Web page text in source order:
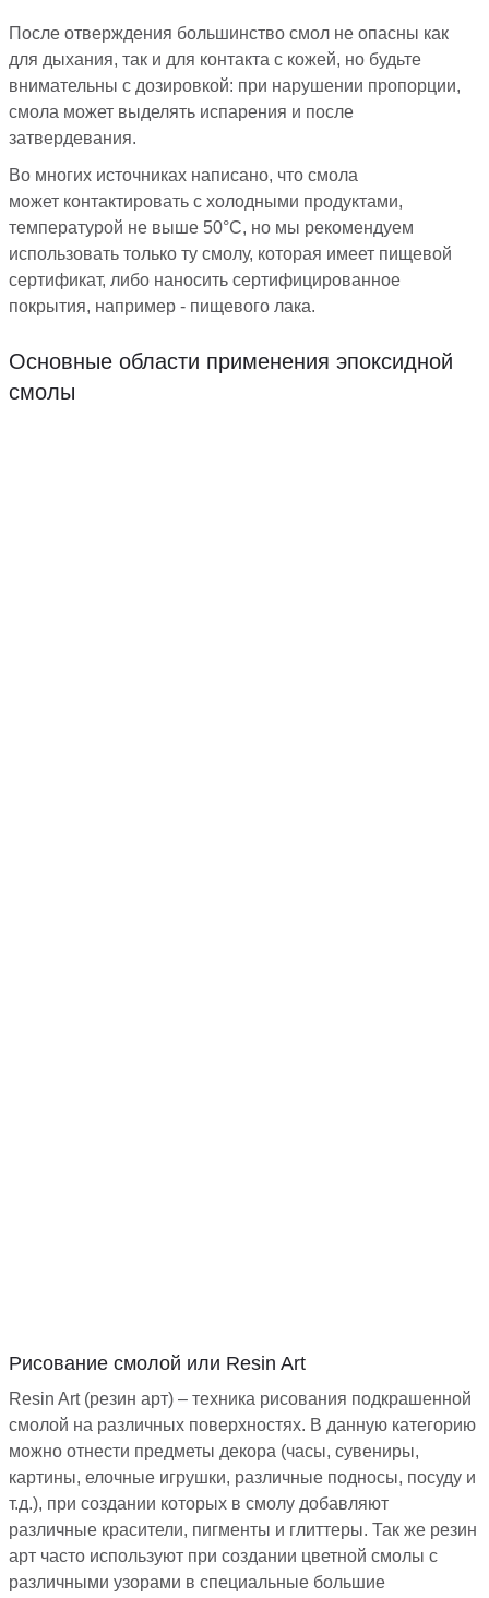
После отверждения большинство смол не опасны как
для дыхания, так и для контакта с кожей, но будьте
внимательны с дозировкой: при нарушении пропорции,
смола может выделять испарения и после
затвердевания.
Во многих источниках написано, что смола
может контактировать с холодными продуктами,
температурой не выше 50°C, но мы рекомендуем
использовать только ту смолу, которая имеет пищевой
сертификат, либо наносить сертифицированное
покрытия, например - пищевого лака.
Основные области применения эпоксидной
смолы
Рисование смолой или Resin Art
Resin Art (резин арт) – техника рисования подкрашенной
смолой на различных поверхностях. В данную категорию
можно отнести предметы декора (часы, сувениры,
картины, елочные игрушки, различные подносы, посуду и
т.д.), при создании которых в смолу добавляют
различные красители, пигменты и глиттеры. Так же резин
арт часто используют при создании цветной смолы с
различными узорами в специальные большие